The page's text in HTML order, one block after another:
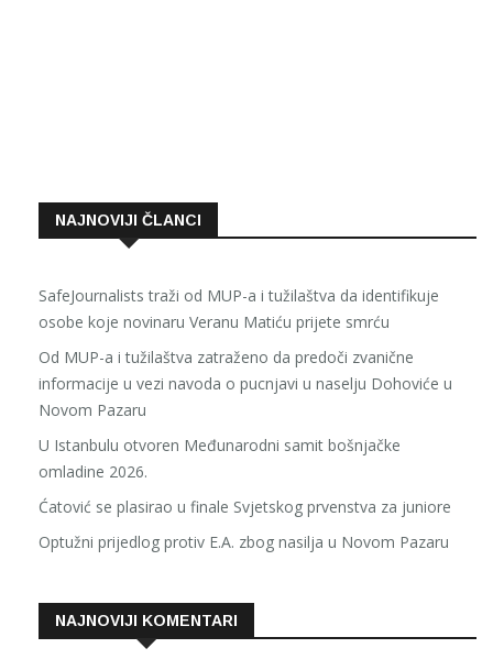
NAJNOVIJI ČLANCI
SafeJournalists traži od MUP-a i tužilaštva da identifikuje
osobe koje novinaru Veranu Matiću prijete smrću
Od MUP-a i tužilaštva zatraženo da predoči zvanične
informacije u vezi navoda o pucnjavi u naselju Dohoviće u
Novom Pazaru
U Istanbulu otvoren Međunarodni samit bošnjačke
omladine 2026.
Ćatović se plasirao u finale Svjetskog prvenstva za juniore
Optužni prijedlog protiv E.A. zbog nasilja u Novom Pazaru
NAJNOVIJI KOMENTARI